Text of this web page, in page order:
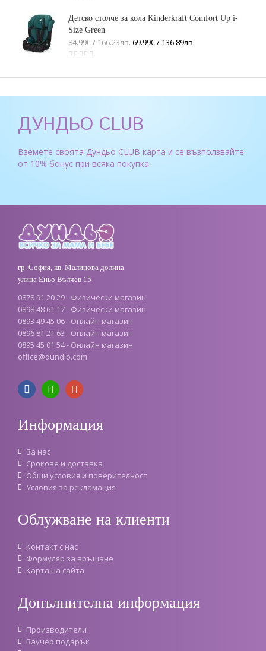
Детско столче за кола Kinderkraft Comfort Up i-
Size Green
84.99€ / 166.23лв.69.99€ / 136.89лв.
ДУНДЬО CLUB
Вземете своята Дундьо CLUB карта и се възползвайте
от 10% бонус при всяка покупка.
гр. София, кв. Малинова долина
улица Еньо Вълчев 15
0878 91 20 29 - Физически магазин
0898 48 61 17 - Физически магазин
0893 49 45 06 - Онлайн магазин
0896 81 21 63 - Онлайн магазин
0895 45 01 54 - Онлайн магазин
office@dundio.com
Информация
За нас
Срокове и доставка
Oбщи условия и поверителност
Условия за рекламация
Облужване на клиенти
Контакт с нас
Формуляр за връщане
Карта на сайта
Допълнителна информация
Производители
Ваучер подарък